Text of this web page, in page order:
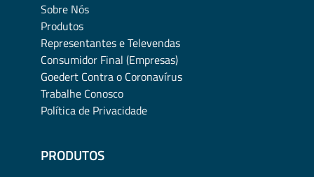
Sobre Nós
Produtos
Representantes e Televendas
Consumidor Final (Empresas)
Goedert Contra o Coronavírus
Trabalhe Conosco
Política de Privacidade
PRODUTOS